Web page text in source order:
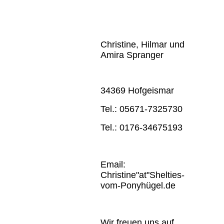
Christine, Hilmar und
Amira Spranger
34369 Hofgeismar
Tel.: 05671-7325730
Tel.: 0176-34675193
Email:
Christine"at"Shelties-
vom-Ponyhügel.de